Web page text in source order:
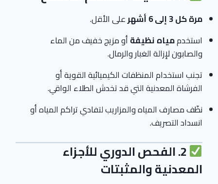
مرة كل 3 إلى 6 أشهر
على الأقل.
استخدممياه نظيفةأو مزيج خفيف من الماء
والصابون لإزالة الغبار والرمال.
تجنب استخدام المنظفات الكيميائية القوية أو
الفرشاة المعدنية التي قد تخدش الطلاء الواقي.
نظّف مصارف المياه والمزاريب لتفادي تراكم المياه أو
انسداد التصريف.
2. الفحص الدوري للأجزاء
المعدنية والمثبتات